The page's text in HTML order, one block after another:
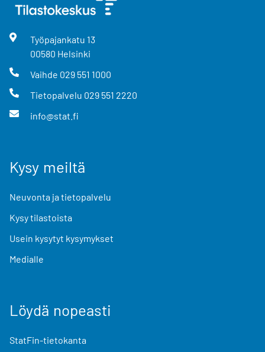
Työpajankatu 13
00580 Helsinki
Vaihde 029 551 1000
Tietopalvelu 029 551 2220
info@stat.fi
Kysy meiltä
Neuvonta ja tietopalvelu
Kysy tilastoista
Usein kysytyt kysymykset
Medialle
Löydä nopeasti
StatFin-tietokanta